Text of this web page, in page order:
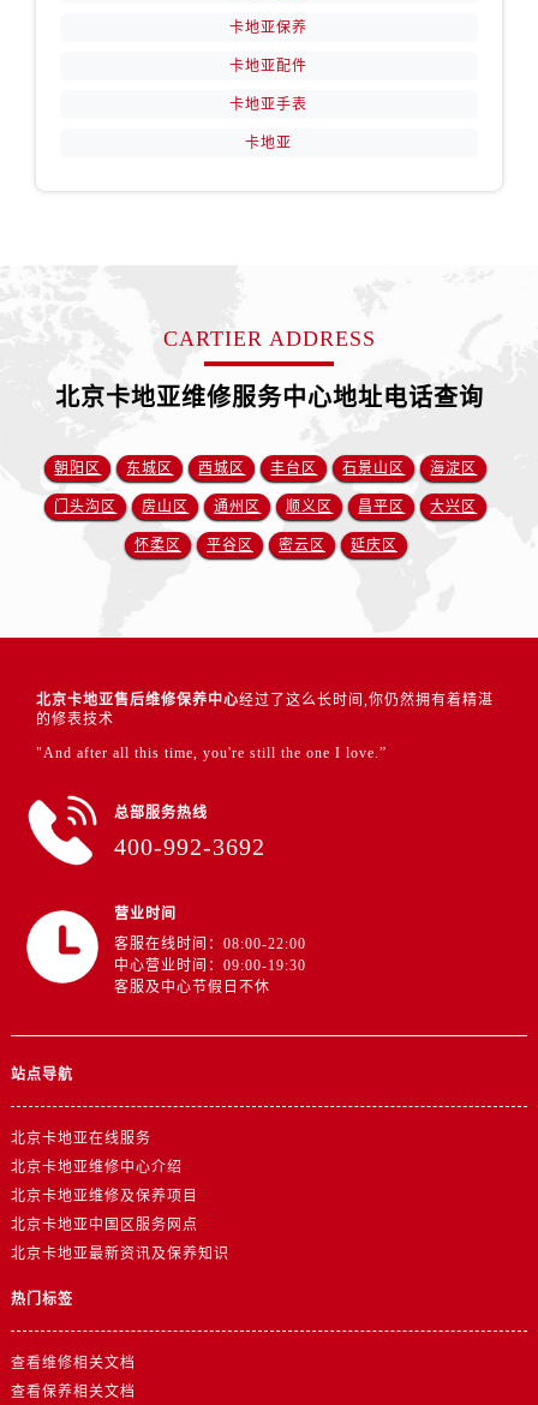
卡地亚保养
卡地亚配件
卡地亚手表
卡地亚
CARTIER ADDRESS
北京卡地亚维修服务中心地址电话查询
朝阳区 东城区 西城区 丰台区 石景山区 海淀区
门头沟区 房山区 通州区 顺义区 昌平区 大兴区
怀柔区 平谷区 密云区 延庆区
北京卡地亚售后维修保养中心经过了这么长时间,你仍然拥有着精湛
的修表技术
"And after all this time, you're still the one I love.”
总部服务热线
400-992-3692
营业时间
客服在线时间：08:00-22:00
中心营业时间：09:00-19:30
客服及中心节假日不休
站点导航
北京卡地亚在线服务
北京卡地亚维修中心介绍
北京卡地亚维修及保养项目
北京卡地亚中国区服务网点
北京卡地亚最新资讯及保养知识
热门标签
查看维修相关文档
查看保养相关文档